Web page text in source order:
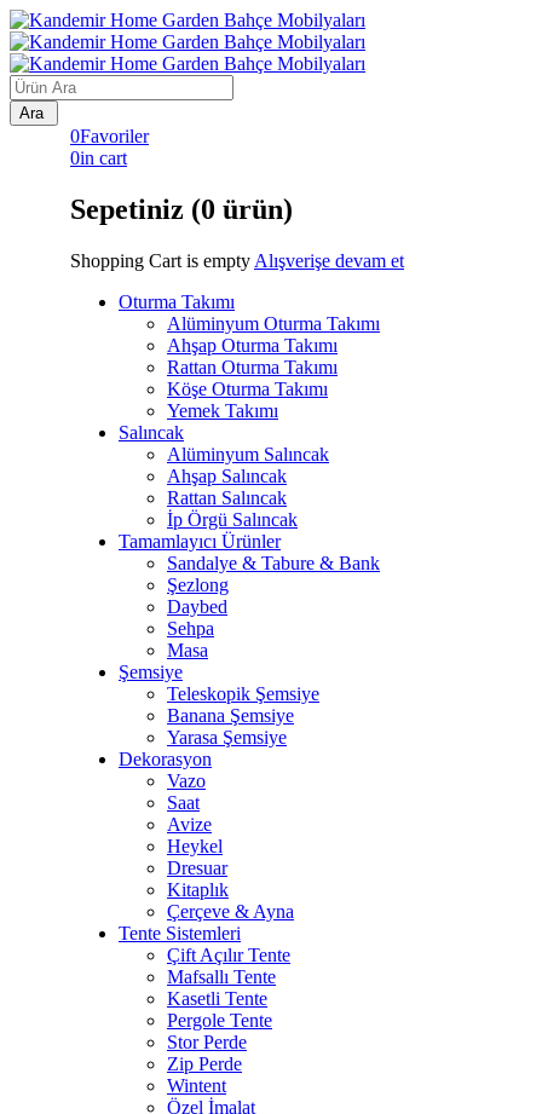
0Favoriler
0in cart
Sepetiniz (0 ürün)
Shopping Cart is empty Alışverişe devam et
Oturma Takımı
Alüminyum Oturma Takımı
Ahşap Oturma Takımı
Rattan Oturma Takımı
Köşe Oturma Takımı
Yemek Takımı
Salıncak
Alüminyum Salıncak
Ahşap Salıncak
Rattan Salıncak
İp Örgü Salıncak
Tamamlayıcı Ürünler
Sandalye & Tabure & Bank
Şezlong
Daybed
Sehpa
Masa
Şemsiye
Teleskopik Şemsiye
Banana Şemsiye
Yarasa Şemsiye
Dekorasyon
Vazo
Saat
Avize
Heykel
Dresuar
Kitaplık
Çerçeve & Ayna
Tente Sistemleri
Çift Açılır Tente
Mafsallı Tente
Kasetli Tente
Pergole Tente
Stor Perde
Zip Perde
Wintent
Özel İmalat